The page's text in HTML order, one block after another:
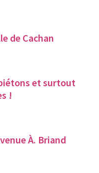
de Cachan
et surtout
!
À. Briand